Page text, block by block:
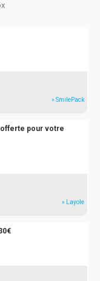
» SmilePack
pour votre
» Layole